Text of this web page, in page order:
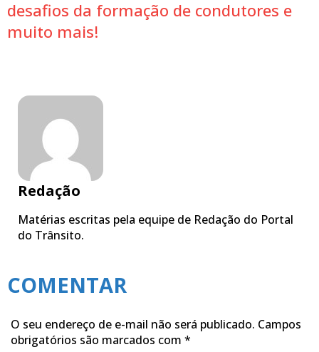
desafios da formação de condutores e
muito mais!
Redação
Matérias escritas pela equipe de Redação do Portal
do Trânsito.
COMENTAR
O seu endereço de e-mail não será publicado. Campos
obrigatórios são marcados com *